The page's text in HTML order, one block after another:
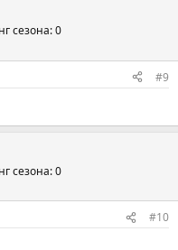
сезона: 0
#9
сезона: 0
#10